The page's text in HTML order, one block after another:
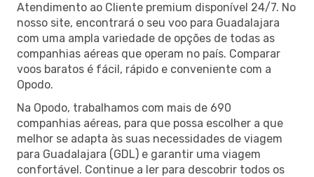
Atendimento ao Cliente premium disponível 24/7. No
nosso site, encontrará o seu voo para Guadalajara
com uma ampla variedade de opções de todas as
companhias aéreas que operam no país. Comparar
voos baratos é fácil, rápido e conveniente com a
Opodo.
Na Opodo, trabalhamos com mais de 690
companhias aéreas, para que possa escolher a que
melhor se adapta às suas necessidades de viagem
para Guadalajara (GDL) e garantir uma viagem
confortável. Continue a ler para descobrir todos os